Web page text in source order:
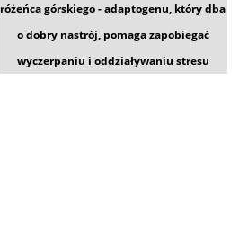
różeńca górskiego - adaptogenu, który dba
o dobry nastrój, pomaga zapobiegać
wyczerpaniu i oddziaływaniu stresu